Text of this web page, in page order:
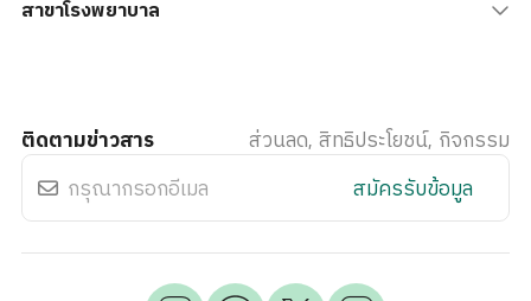
สาขาโรงพยาบาล
ติดตามข่าวสาร
ส่วนลด, สิทธิประโยชน์, กิจกรรม
สมัครรับข้อมูล